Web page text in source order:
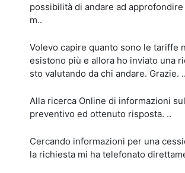
possibilità di andare ad
m..
Volevo capire quanto sono le tariffe
esistono più e allora ho inviato una
sto valutando da chi andare. Grazie. ..
Alla ricerca Online di informazioni
preventivo ed ottenuto risposta. ..
Cercando informazioni per una
la richiesta mi ha telefonato